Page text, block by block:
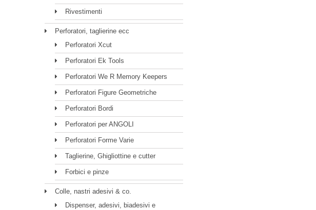
Rivestimenti
Perforatori, taglierine ecc
Perforatori Xcut
Perforatori Ek Tools
Perforatori We R Memory Keepers
Perforatori Figure Geometriche
Perforatori Bordi
Perforatori per ANGOLI
Perforatori Forme Varie
Taglierine, Ghigliottine e cutter
Forbici e pinze
Colle, nastri adesivi & co.
Dispenser, adesivi, biadesivi e